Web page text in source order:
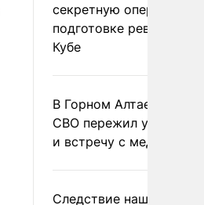
секретную опергруппу
подготовке революции
Кубе
В Горном Алтае
СВО пережил удар
и встречу с медведем
Следствие нашло